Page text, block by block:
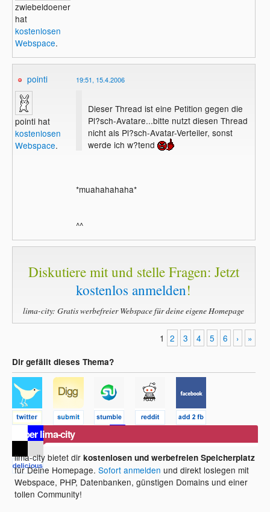
zwiebeldoener
hat
kostenlosen
Webspace.
pointi
pointi hat
kostenlosen
Webspace.
19:51, 15.4.2006
Dieser Thread ist eine Petition gegen die
Pl?sch-Avatare...bitte nutzt diesen Thread
nicht als Pl?sch-Avatar-Verteiler, sonst
werde ich w?tend
*muahahahaha*
^^
Diskutiere mit und stelle Fragen: Jetzt
kostenlos anmelden!
lima-city: Gratis werbefreier Webspace für deine eigene Homepage
1 2 3 4 5 6 › »
Dir gefällt dieses Thema?
Über lima-city
lima-city bietet dirkostenlosen und werbefreien Speicherplatz
für Deine Homepage.Sofort anmelden und direkt loslegen mit
Webspace, PHP, Datenbanken, günstigen Domains und einer
tollen Community!